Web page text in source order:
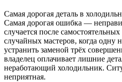
Самая дорогая деталь в
Самая дорогая ошибка —
случается после
случайных мастеров, когда одну
устранить заменой трёх
владелец оплачивает лишние
неработающий холодильник.
неприятная.